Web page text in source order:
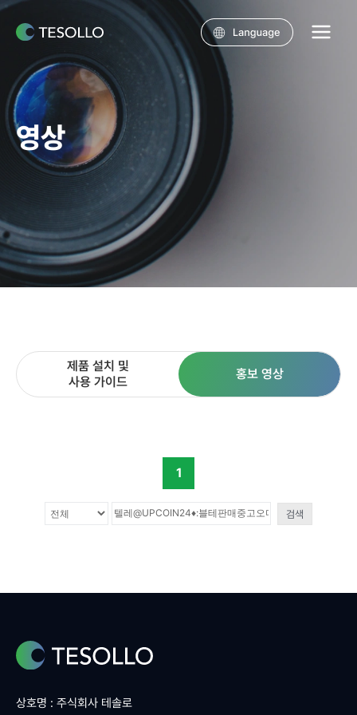
콘텐츠로
건너뛰기
영상
제품 설치 및
사용 가이드
홍보 영상
1
검색
상호명 : 주식회사 테솔로